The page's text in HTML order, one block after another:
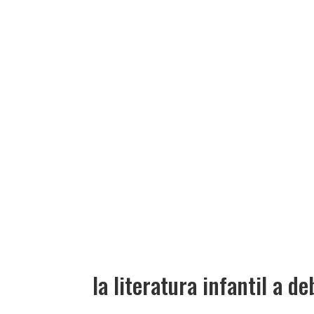
la literatura infantil a